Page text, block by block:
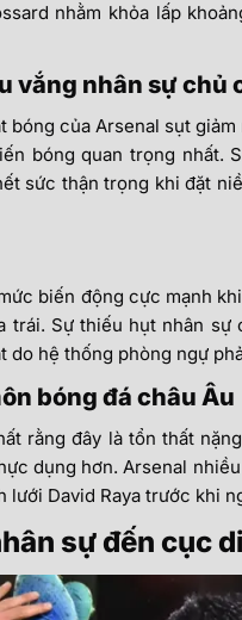
nhằm khỏa lấp
vắng nhân sự chủ
bóng của Arsenal sụt
bóng quan trọng nhất.
sức thận trọng khi đặt
biến động cực mạnh
trái. Sự thiếu hụt nhân sự
do hệ thống phòng ngự
bóng đá châu Âu
rằng đây là tổn thất
dụng hơn. Arsenal
lưới David Raya trước khi
sự đến cục